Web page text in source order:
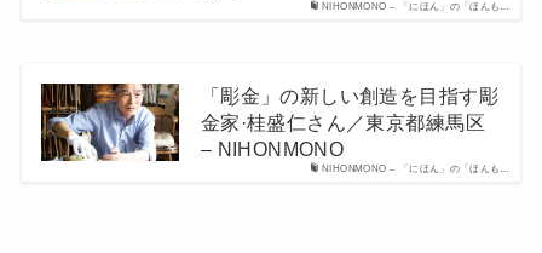
NIHONMONO – 「にほん」の「ほんも…
NIHONMONO – 「にほん」の「ほんも…
「彫金」の新しい創造を目指す彫
金家·桂盛仁さん／東京都練馬区
– NIHONMONO